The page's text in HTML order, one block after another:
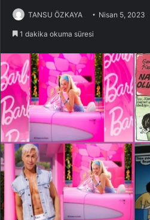
TANSU ÖZKAYA Nisan 5, 2023
1 dakika okuma süresi